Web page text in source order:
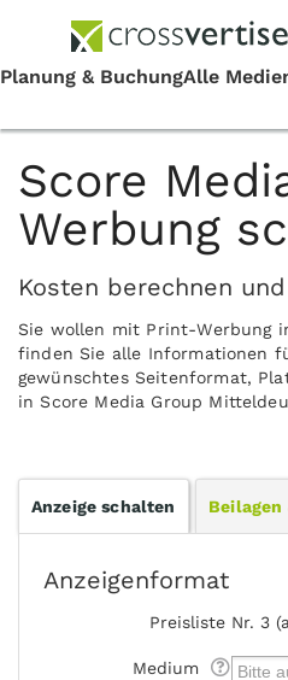
Score
Werbung
Kosten berechnen
Sie wollen mit Print-Werbung
finden Sie alle Informationen
gewünschtes Seitenformat,
in Score Media Group
Anzeige schalten Beilagen
Anzeigenformat
Preisliste Nr. 3
Medium